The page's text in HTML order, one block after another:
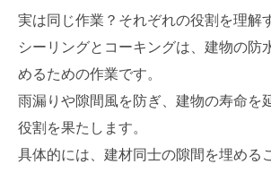
実は同じ作業？それぞれの役割を理解
シーリングとコーキングは、建物の防
めるための作業です。
雨漏りや隙間風を防ぎ、建物の寿命を
役割を果たします。
具体的には、建材同士の隙間を埋める